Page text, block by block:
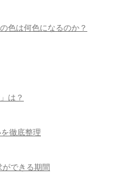
色は何色になるのか？
は？
徹底整理
できる期間